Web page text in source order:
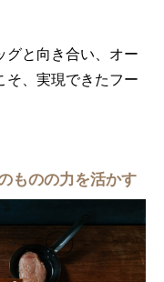
グと向き合い、オー
そ、実現できたフー
ものの力を活かす